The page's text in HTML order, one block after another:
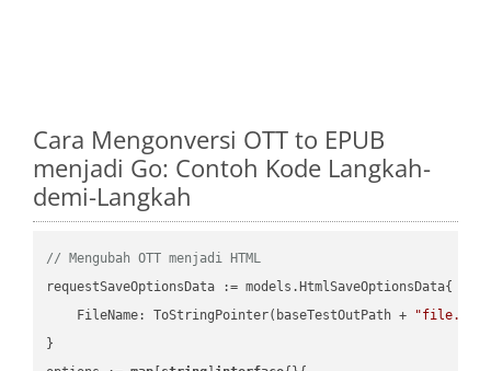
Cara Mengonversi OTT to EPUB
menjadi Go: Contoh Kode Langkah-
demi-Langkah
// Mengubah OTT menjadi HTML
requestSaveOptionsData := models.HtmlSaveOptionsData{
    FileName: ToStringPointer(baseTestOutPath +
"file.OTT"
}